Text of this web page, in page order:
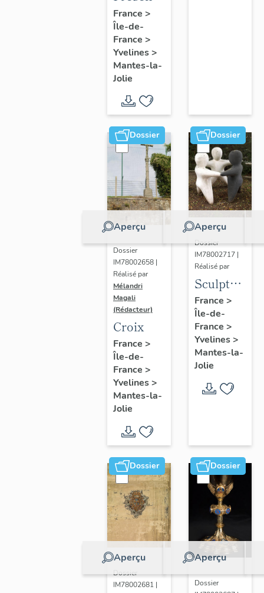
de
l'étude
France >
Île-de-
France >
Yvelines>
Mantes-la-
Jolie
Dossier
Aperçu
Dossier
IM78002658 |
Réalisé par
Mélandri
Magali
(Rédacteur)
Croix
France >
Île-de-
France >
Yvelines>
Mantes-la-
Jolie
Dossier
Aperçu
Dossier
IM78002717 |
Réalisé par
Sculpture
: la
Ronde
France >
Île-de-
France >
Yvelines>
Mantes-la-
Jolie
Dossier
Aperçu
Dossier
IM78002681 |
Dossier
Aperçu
Dossier